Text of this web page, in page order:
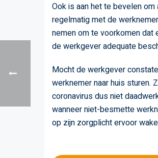
Ook is aan het te bevelen
regelmatig met de
nemen om te voorkomen
de werkgever adequate
Mocht de werkgever
werknemer naar huis
coronavirus dus niet
wanneer niet-besmette
op zijn zorgplicht ervoor